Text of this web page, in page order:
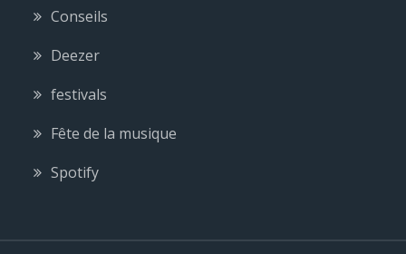
Conseils
Deezer
festivals
Fête de la musique
Spotify